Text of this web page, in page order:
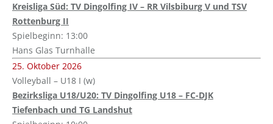
Kreisliga Süd: TV Dingolfing IV – RR Vilsbiburg V und TSV
Rottenburg II
Spielbeginn: 13:00
Hans Glas Turnhalle
25. Oktober 2026
Volleyball – U18 I (w)
Bezirksliga U18/U20: TV Dingolfing U18 – FC-DJK
Tiefenbach und TG Landshut